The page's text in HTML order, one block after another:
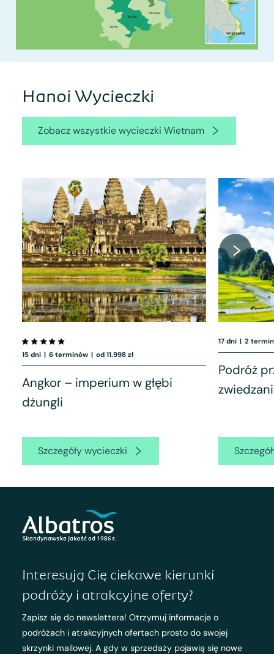
Hanoi Wycieczki
Zobacz wszystkie wycieczki Wietnam
15 dni | 6 terminów | od 11.998 zł
Angkor – imperium w głębi
dżungli
Szczegóły wycieczki
17 dni | 2
Podróż
Interesują Cię ciekawe kierunki
podróży i atrakcyjne oferty?
Zapisz się do newslettera! Otrzymuj informacje o
podróżach i atrakcyjnych ofertach prosto do swojej
skrzynki mailowej. A gdy w sprzedaży pojawią się nowe